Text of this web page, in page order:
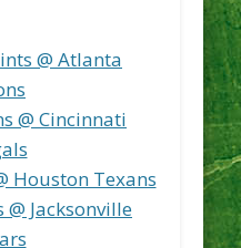
@ Atlanta
@ Cincinnati
Houston Texans
@ Jacksonville